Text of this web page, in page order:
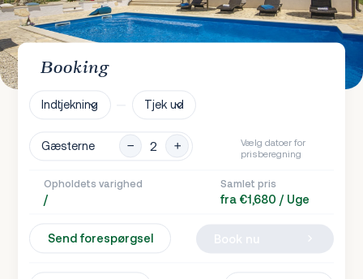
Booking
Indtjekning Tjek ud
Gæsterne
Vælg datoer for
prisberegning
Opholdets varighed
/
Samlet pris
fra €1,680 / Uge
Send forespørgsel